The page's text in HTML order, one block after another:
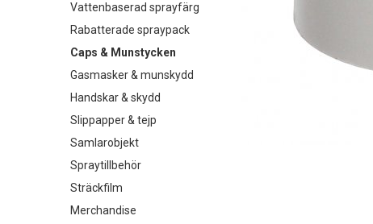
Vattenbaserad sprayfärg
Rabatterade spraypack
Caps & Munstycken
Gasmasker & munskydd
Handskar & skydd
Slippapper & tejp
Samlarobjekt
Spraytillbehör
Sträckfilm
Merchandise